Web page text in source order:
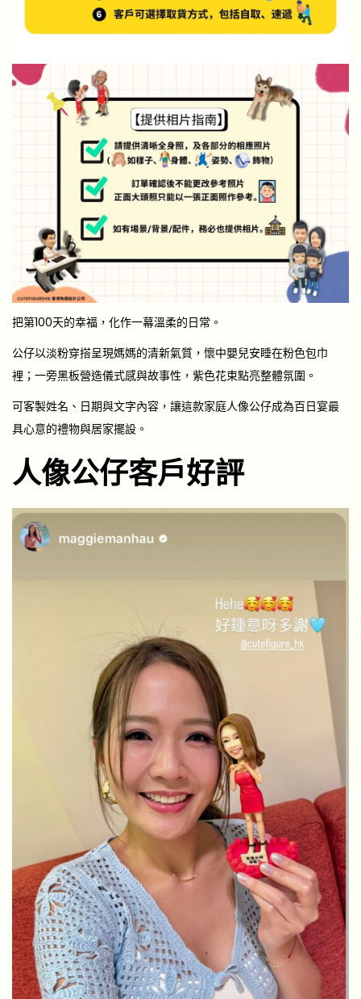
把第100天的幸福，化作一幕溫柔的日常。
公仔以淡粉穿搭呈現媽媽的清新氣質，懷中嬰兒安睡在粉色包巾
裡；一旁黑板營造儀式感與故事性，紫色花束點亮整體氛圍。
可客製姓名、日期與文字內容，讓這款家庭人像公仔成為百日宴最
具心意的禮物與居家擺設。
人像公仔客戶好評